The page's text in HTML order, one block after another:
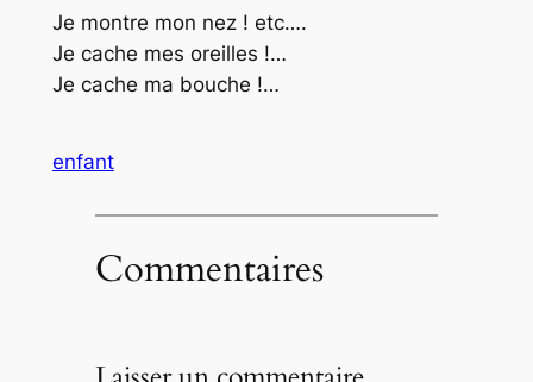
Je montre mon nez ! etc….
Je cache mes oreilles !…
Je cache ma bouche !…
enfant
Commentaires